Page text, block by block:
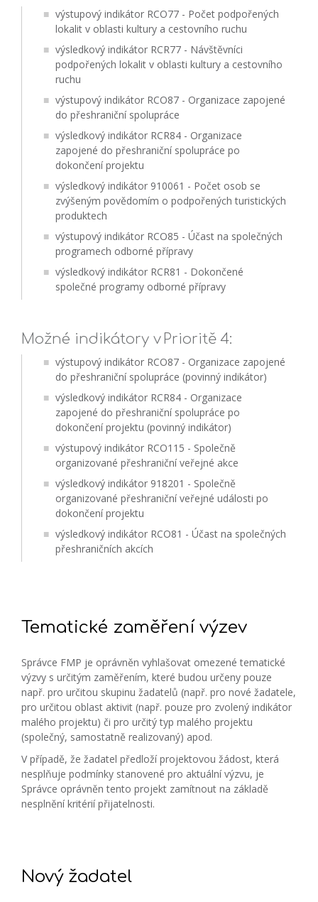
výstupový indikátor RCO77 - Počet podpořených
lokalit v oblasti kultury a cestovního ruchu
výsledkový indikátor RCR77 - Návštěvníci
podpořených lokalit v oblasti kultury a cestovního
ruchu
výstupový indikátor RCO87 - Organizace zapojené
do přeshraniční spolupráce
výsledkový indikátor RCR84 - Organizace
zapojené do přeshraniční spolupráce po
dokončení projektu
výsledkový indikátor 910061 - Počet osob se
zvýšeným povědomím o podpořených turistických
produktech
výstupový indikátor RCO85 - Účast na společných
programech odborné přípravy
výsledkový indikátor RCR81 - Dokončené
společné programy odborné přípravy
Možné indikátory v Prioritě 4:
výstupový indikátor RCO87 - Organizace zapojené
do přeshraniční spolupráce (povinný indikátor)
výsledkový indikátor RCR84 - Organizace
zapojené do přeshraniční spolupráce po
dokončení projektu (povinný indikátor)
výstupový indikátor RCO115 - Společně
organizované přeshraniční veřejné akce
výsledkový indikátor 918201 - Společně
organizované přeshraniční veřejné události po
dokončení projektu
výsledkový indikátor RCO81 - Účast na společných
přeshraničních akcích
Tematické zaměření výzev
Správce FMP je oprávněn vyhlašovat omezené tematické
výzvy s určitým zaměřením, které budou určeny pouze
např. pro určitou skupinu žadatelů (např. pro nové žadatele,
pro určitou oblast aktivit (např. pouze pro zvolený indikátor
malého projektu) či pro určitý typ malého projektu
(společný, samostatně realizovaný) apod.
V případě, že žadatel předloží projektovou žádost, která
nesplňuje podmínky stanovené pro aktuální výzvu, je
Správce oprávněn tento projekt zamítnout na základě
nesplnění kritérií přijatelnosti.
Nový žadatel